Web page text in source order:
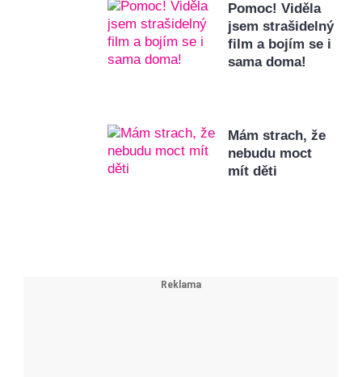
Pomoc! Viděla
jsem strašidelný
film a bojím se i
sama doma!
Mám strach, že
nebudu moct
mít děti